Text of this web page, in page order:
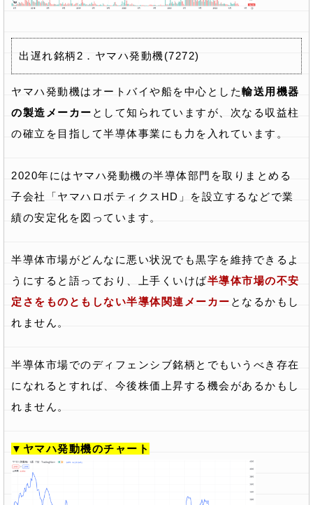
出遅れ銘柄2．ヤマハ発動機(7272)
ヤマハ発動機はオートバイや船を中心とした輸送用機器
の製造メーカー として知られていますが、次なる収益柱
の確立を目指して半導体事業にも力を入れています。
2020年にはヤマハ発動機の半導体部門を取りまとめる
子会社「ヤマハロボティクスHD」を設立するなどで業
績の安定化を図っています。
半導体市場がどんなに悪い状況でも黒字を維持できるよ
うにすると語っており、上手くいけば半導体市場の不安
定さをものともしない半導体関連メーカー となるかもし
れません。
半導体市場でのディフェンシブ銘柄とでもいうべき存在
になれるとすれば、今後株価上昇する機会があるかもし
れません。
▼ヤマハ発動機のチャート